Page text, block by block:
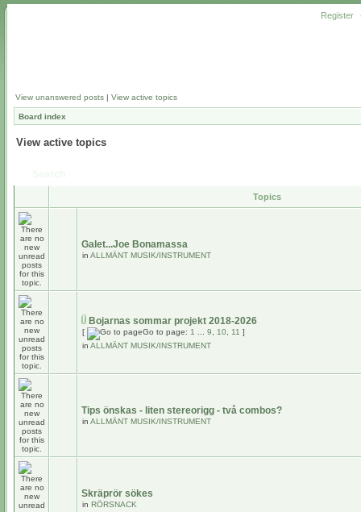
Register
View unanswered posts | View active topics
Board index
View active topics
Topics
Galet...Joe Bonamassa
in ALLMÄNT MUSIK/INSTRUMENT
Bojarnas sommar projekt 2018-2026
[ Go to page: 1 9 10 11 ]
in ALLMÄNT MUSIK/INSTRUMENT
Tips önskas - liten stereorigg - två combos?
in ALLMÄNT MUSIK/INSTRUMENT
Skräprör sökes
in RÖRSNACK